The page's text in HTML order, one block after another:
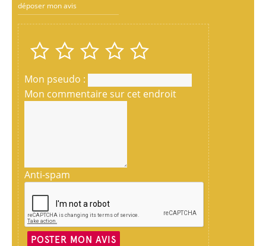
déposer mon avis
Mon pseudo :
Mon commentaire sur cet endroit
Anti-spam
POSTER MON AVIS